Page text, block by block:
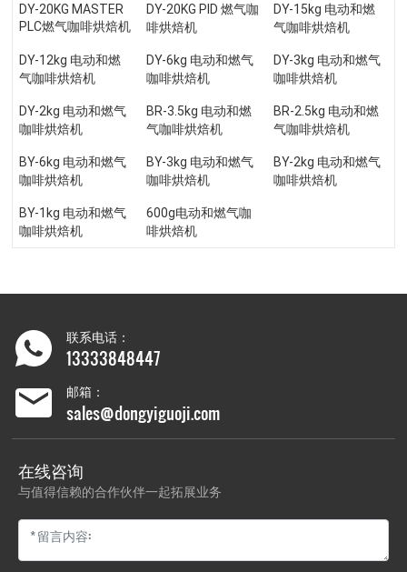
DY-20KG MASTER
PLC燃气咖啡烘焙机
DY-20KG PID 燃气咖
啡烘焙机
DY-15kg 电动和燃
气咖啡烘焙机
DY-12kg 电动和燃
气咖啡烘焙机
DY-6kg 电动和燃气
咖啡烘焙机
DY-3kg 电动和燃气
咖啡烘焙机
DY-2kg 电动和燃气
咖啡烘焙机
BR-3.5kg 电动和燃
气咖啡烘焙机
BR-2.5kg 电动和燃
气咖啡烘焙机
BY-6kg 电动和燃气
咖啡烘焙机
BY-3kg 电动和燃气
咖啡烘焙机
BY-2kg 电动和燃气
咖啡烘焙机
BY-1kg 电动和燃气
咖啡烘焙机
600g电动和燃气咖
啡烘焙机
联系电话：
13333848447
邮箱：
sales@dongyiguoji.com
在线咨询
与值得信赖的合作伙伴一起拓展业务